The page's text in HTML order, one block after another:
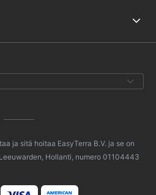
ja sitä hoitaa EasyTerra B.V. ja se on
Hollanti, numero 01104443